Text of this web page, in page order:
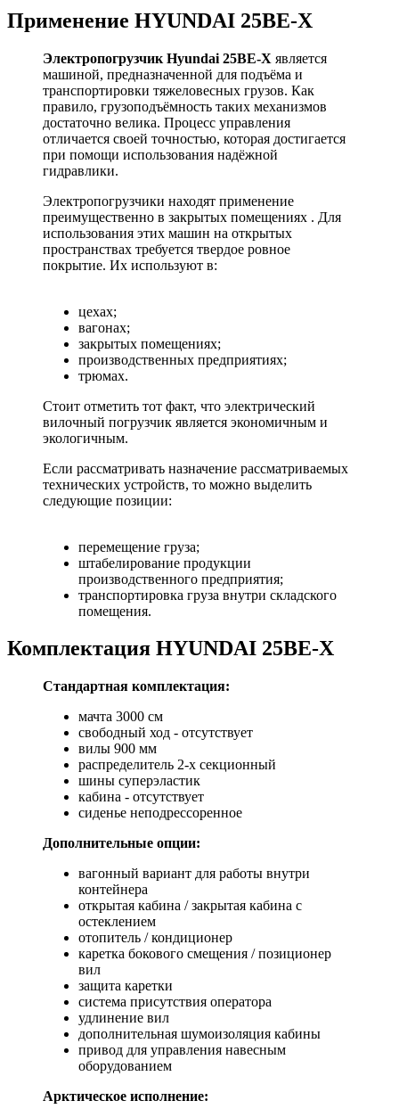
Применение HYUNDAI 25BE-X
Электропогрузчик Hyundai 25BE-X является
машиной, предназначенной для подъёма и
транспортировки тяжеловесных грузов. Как
правило, грузоподъёмность таких механизмов
достаточно велика. Процесс управления
отличается своей точностью, которая достигается
при помощи использования надёжной
гидравлики.
Электропогрузчики находят применение
преимущественно в закрытых помещениях . Для
использования этих машин на открытых
пространствах требуется твердое ровное
покрытие. Их используют в:
цехах;
вагонах;
закрытых помещениях;
производственных предприятиях;
трюмах.
Стоит отметить тот факт, что электрический
вилочный погрузчик является экономичным и
экологичным.
Если рассматривать назначение рассматриваемых
технических устройств, то можно выделить
следующие позиции:
перемещение груза;
штабелирование продукции
производственного предприятия;
транспортировка груза внутри складского
помещения.
Комплектация HYUNDAI 25BE-X
Стандартная комплектация:
мачта 3000 см
свободный ход - отсутствует
вилы 900 мм
распределитель 2-х секционный
шины суперэластик
кабина - отсутствует
сиденье неподрессоренное
Дополнительные опции:
вагонный вариант для работы внутри
контейнера
открытая кабина / закрытая кабина с
остеклением
отопитель / кондиционер
каретка бокового смещения / позиционер
вил
защита каретки
система присутствия оператора
удлинение вил
дополнительная шумоизоляция кабины
привод для управления навесным
оборудованием
Арктическое исполнение: